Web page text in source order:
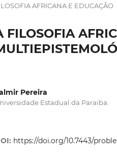
AFRICANA E EDUCAÇÃO
FILOSOFIA
Pereira
Estadual da Paraiba.
https://doi.org/10.7443/